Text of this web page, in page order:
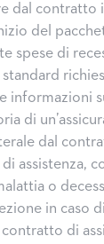
dal contratto
del
spese di
informazioni
di
dal
assistenza,
o
in caso
di